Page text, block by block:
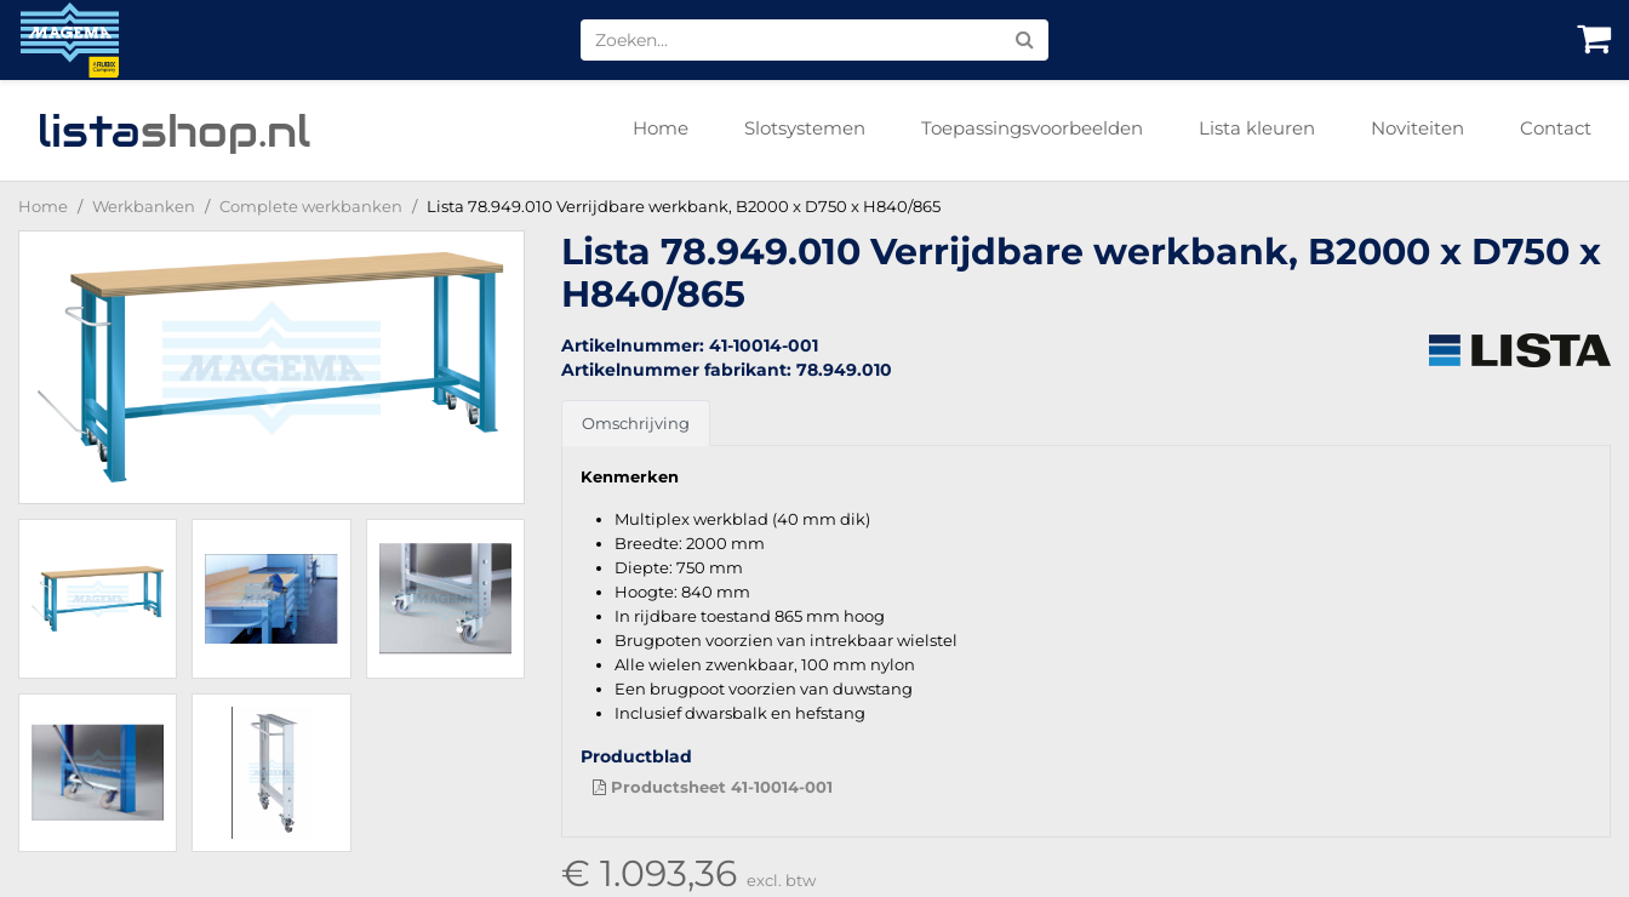
listashop.nl Home Slotsystemen Toepassingsvoorbeelden Lista kleuren Noviteiten Contact
Home Werkbanken Complete werkbanken Lista 78.949.010 Verrijdbare werkbank, B2000 x D750 x H840/865
Lista 78.949.010 Verrijdbare werkbank, B2000 x D750 x
H840/865
Artikelnummer: 41-10014-001
Artikelnummer fabrikant: 78.949.010
Omschrijving
Kenmerken
Multiplex werkblad (40 mm dik)
Breedte: 2000 mm
Diepte: 750 mm
Hoogte: 840 mm
In rijdbare toestand 865 mm hoog
Brugpoten voorzien van intrekbaar wielstel
Alle wielen zwenkbaar, 100 mm nylon
Een brugpoot voorzien van duwstang
Inclusief dwarsbalk en hefstang
Productblad
Productsheet 41-10014-001
€ 1.093,36 excl. btw